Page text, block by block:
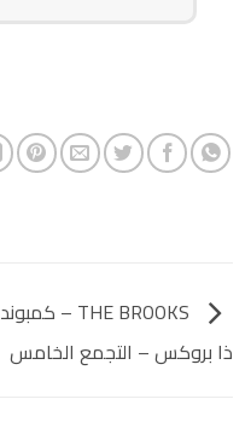
THE BROOKS – كمبوند
ذا بروكس – التجمع الخامس